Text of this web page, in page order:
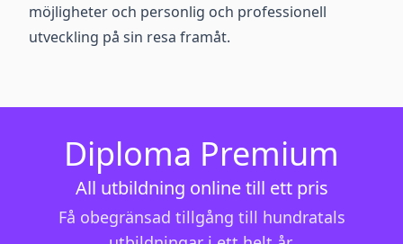
möjligheter och personlig och professionell
utveckling på sin resa framåt.
Diploma Premium
All utbildning online till ett pris
Få obegränsad tillgång till hundratals